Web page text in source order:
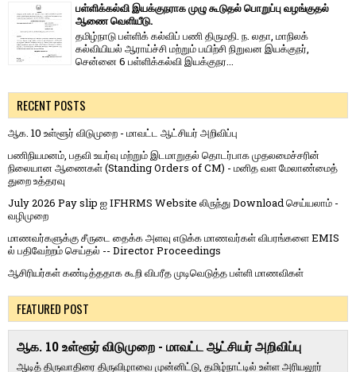
பள்ளிக்கல்வி இயக்குநராக முழு கூடுதல் பொறுப்பு வழங்குதல்
ஆணை வெளியீடு.
தமிழ்நாடு பள்ளிக் கல்விப் பணி திருமதி. ந. லதா, மாநிலக்
கல்வியியல் ஆராய்ச்சி மற்றும் பயிற்சி நிறுவன இயக்குநர்,
சென்னை 6 பள்ளிக்கல்வி இயக்குநர...
RECENT POSTS
ஆக. 10 உள்ளூர் விடுமுறை - மாவட்ட ஆட்சியர் அறிவிப்பு
பணிநியமனம், பதவி உயர்வு மற்றும் இடமாறுதல் தொடர்பாக முதலமைச்சரின்
நிலையான ஆணைகள் (Standing Orders of CM) - மனித வள மேலாண்மைத்
துறை உத்தரவு
July 2026 Pay slip ஐ IFHRMS Website லிருந்து Download செய்யலாம் -
வழிமுறை
மாணவர்களுக்கு சீருடை தைக்க அளவு எடுக்க மாணவர்கள் விபரங்களை EMIS
ல் பதிவேற்றம் செய்தல் -- Director Proceedings
ஆசிரியர்கள் கண்டித்ததாக கூறி விபரீத முடிவெடுத்த பள்ளி மாணவிகள்
FEATURED POST
ஆக. 10 உள்ளூர் விடுமுறை - மாவட்ட ஆட்சியர் அறிவிப்பு
ஆடித் திருவாதிரை திருவிழாவை முன்னிட்டு, தமிழ்நாட்டில் உள்ள அரியலூர்